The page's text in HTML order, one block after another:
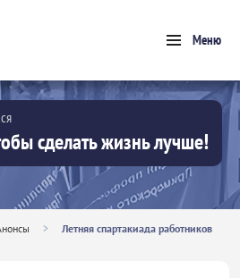
Меню
сделать жизнь лучше!
>
Летняя спартакиада работников